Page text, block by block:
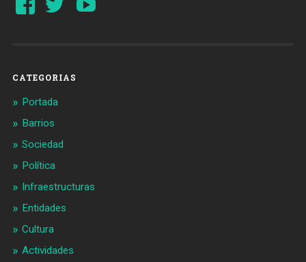
perfil
perfil
CATEGORIAS
Portada
Barrios
Sociedad
Política
Infraestructuras
Entidades
Cultura
Actividades